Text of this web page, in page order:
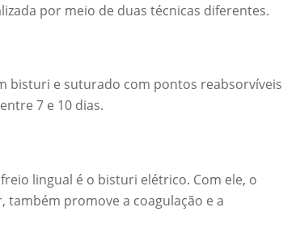
por meio de duas técnicas diferentes.
bisturi e suturado com pontos reabsorvíveis
7 e 10 dias.
lingual é o bisturi elétrico. Com ele, o
promove a coagulação e a